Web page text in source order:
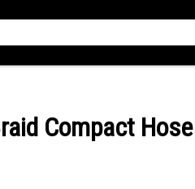
Compact Hose